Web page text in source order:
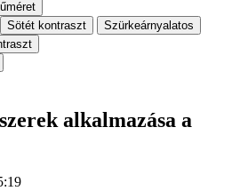
Sötét kontraszt
Szürkeárnyalatos
alkalmazása a